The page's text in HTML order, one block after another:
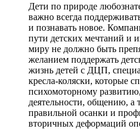
Дети по природе
важно всегда
и познавать новое.
пути детских мечтаний и
миру не должно быть
желанием поддержать
жизнь детей с ДЦП,
кресла-коляски, которые
психомоторному
деятельности, общению, а
правильной осанки и
вторичных деформаций